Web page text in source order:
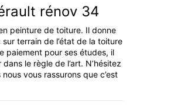
rénov 34
peinture de toiture. Il donne
terrain de l’état de la toiture
paiement pour ses études, il
le règle de l’art. N’hésitez
vous rassurons que c’est